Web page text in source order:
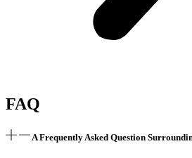
FAQ
A Frequently Asked Question